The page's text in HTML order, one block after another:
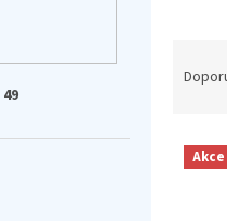
49
nV Akce